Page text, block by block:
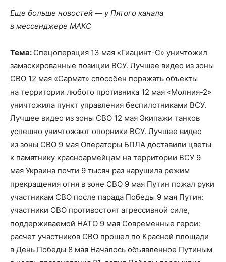
Еще больше новостей — у Пятого канала
в мессенджере МАКС
Тема: Спецоперация 13 мая «Гиацинт-С» уничтожил
замаскированные позиции ВСУ. Лучшее видео из зоны
СВО 12 мая «Сармат» способен поражать объекты
на территории любого противника 12 мая «Молния-2»
уничтожила пункт управления беспилотниками ВСУ.
Лучшее видео из зоны СВО 12 мая Экипажи танков
успешно уничтожают опорники ВСУ. Лучшее видео
из зоны СВО 9 мая Операторы БПЛА доставили цветы
к памятнику красноармейцам на территории ВСУ 9
мая Украина почти 9 тысяч раз нарушила режим
прекращения огня в зоне СВО 9 мая Путин пожал руки
участникам СВО после парада Победы 9 мая Путин:
участники СВО противостоят агрессивной силе,
поддерживаемой НАТО 9 мая Современные герои:
расчет участников СВО прошел по Красной площади
в День Победы 8 мая Началось объявленное Путиным